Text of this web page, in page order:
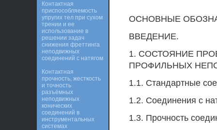
ОСНОВНЫЕ
ВВЕДЕНИЕ.
1. СОСТОЯНИЕ
ПРОФИЛЬНЫХ
1.1. Стандартные
1.2. Соединения с
1.3. Прочность
Контактная
приспособляемость
упругих тел при сухом
трении и ее
использование в
решении задач
снижения фреттинга
неподвижных
соединений с натягом
Контактная
прочность, жесткость
и точность
разъёмных
неподвижных
конических
соединений в
инструментальных
системах